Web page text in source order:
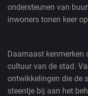
ondersteunen van
inwoners tonen keer
Daarnaast kenmerken
cultuur van de stad.
ontwikkelingen die de
steentje bij aan het